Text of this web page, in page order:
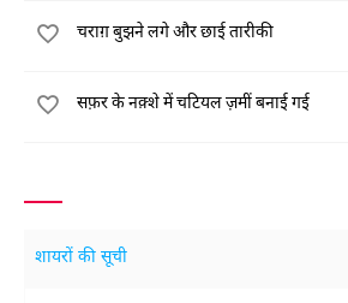
चराग़ बुझने लगे और छाई तारीकी
सफ़र के नक़्शे में चटियल ज़मीं बनाई गई
शायरों की सूची